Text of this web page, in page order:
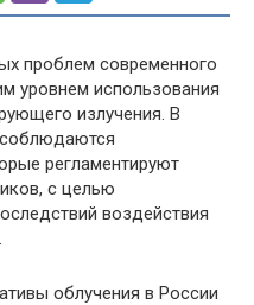
проблем современного
уровнем использования
излучения. В
регламентируют
с целью
воздействия
облучения в России